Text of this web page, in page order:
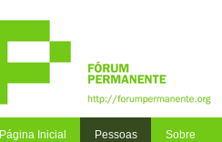
Página Inicial Pessoas Sobre